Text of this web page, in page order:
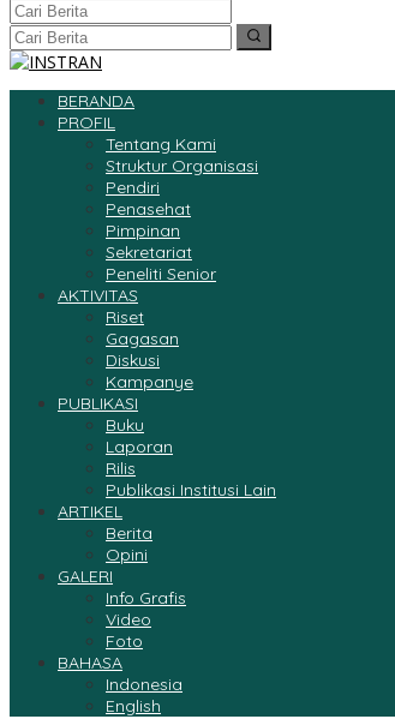
BERANDA
PROFIL
Tentang Kami
Struktur Organisasi
Pendiri
Penasehat
Pimpinan
Sekretariat
Peneliti Senior
AKTIVITAS
Riset
Gagasan
Diskusi
Kampanye
PUBLIKASI
Buku
Laporan
Rilis
Publikasi Institusi Lain
ARTIKEL
Berita
Opini
GALERI
Info Grafis
Video
Foto
BAHASA
Indonesia
English